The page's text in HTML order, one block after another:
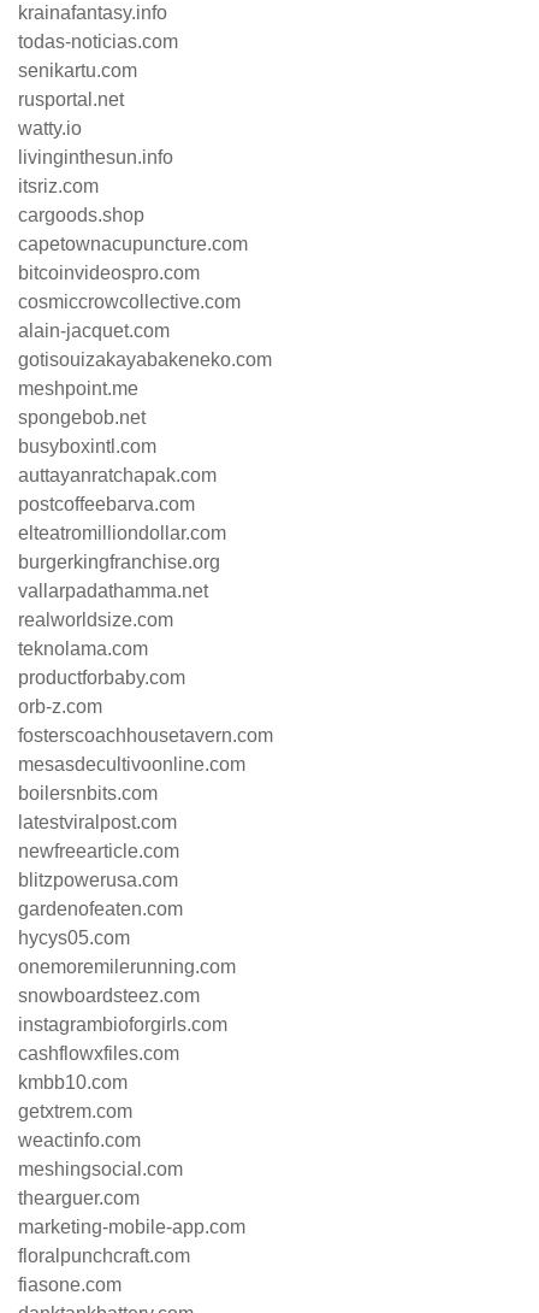
krainafantasy.info
todas-noticias.com
senikartu.com
rusportal.net
watty.io
livinginthesun.info
itsriz.com
cargoods.shop
capetownacupuncture.com
bitcoinvideospro.com
cosmiccrowcollective.com
alain-jacquet.com
gotisouizakayabakeneko.com
meshpoint.me
spongebob.net
busyboxintl.com
auttayanratchapak.com
postcoffeebarva.com
elteatromilliondollar.com
burgerkingfranchise.org
vallarpadathamma.net
realworldsize.com
teknolama.com
productforbaby.com
orb-z.com
fosterscoachhousetavern.com
mesasdecultivoonline.com
boilersnbits.com
latestviralpost.com
newfreearticle.com
blitzpowerusa.com
gardenofeaten.com
hycys05.com
onemoremilerunning.com
snowboardsteez.com
instagrambioforgirls.com
cashflowxfiles.com
kmbb10.com
getxtrem.com
weactinfo.com
meshingsocial.com
thearguer.com
marketing-mobile-app.com
floralpunchcraft.com
fiasone.com